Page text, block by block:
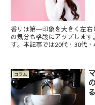
香りは第一印象を大きく左
の気分も格段にアップしま
す。本記事では20代・30代
コラム